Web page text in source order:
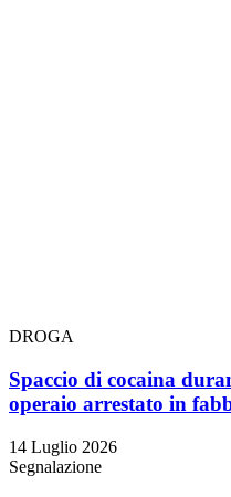
DROGA
Spaccio di cocaina
operaio arrestato in
14 Luglio 2026
Segnalazione